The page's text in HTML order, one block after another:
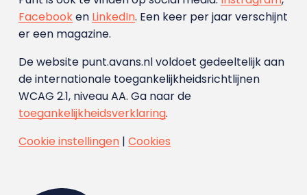
Facebooken LinkedIn. Een keer per jaar verschijnt
er een magazine.
De website punt.avans.nl voldoet gedeeltelijk aan
de internationale toegankelijkheidsrichtlijnen
WCAG 2.1, niveau AA. Ga naar de
toegankelijkheidsverklaring.
Cookie instellingen| Cookies